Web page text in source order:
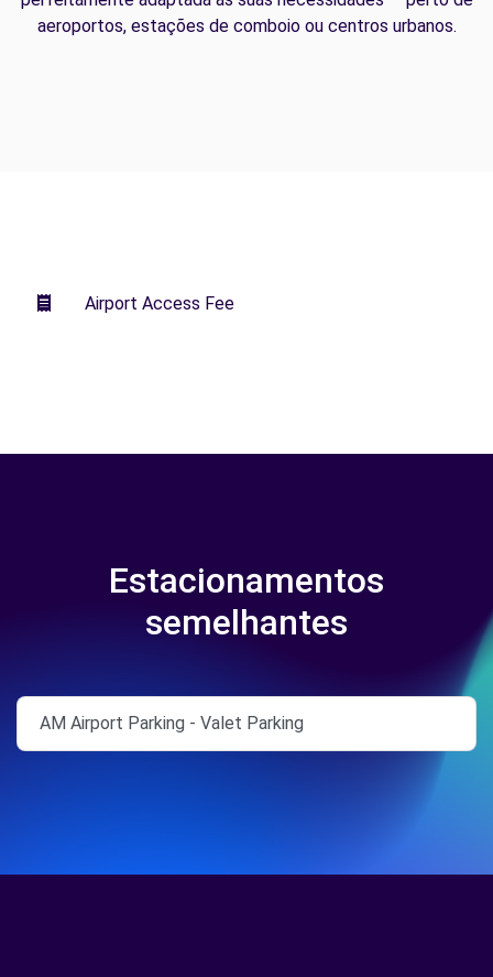
aeroportos, estações de comboio ou centros urbanos.
Airport Access Fee
Estacionamentos
semelhantes
AM Airport Parking - Valet Parking